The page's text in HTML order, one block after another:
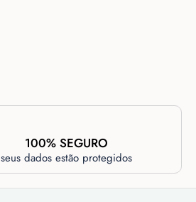
100% SEGURO
seus dados estão protegidos